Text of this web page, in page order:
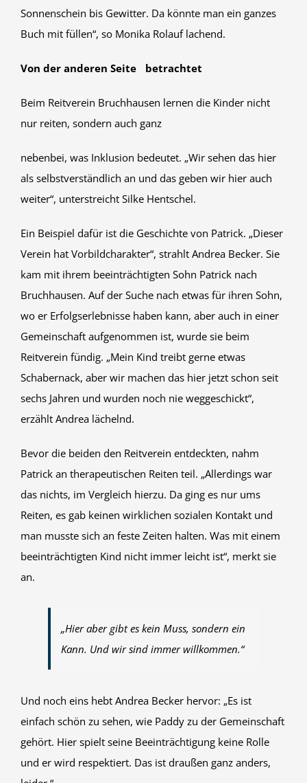
Sonnenschein bis Gewitter. Da könnte man ein ganzes
Buch mit füllen“, so Monika Rolauf lachend.
Von der anderen Seite betrachtet
Beim Reitverein Bruchhausen lernen die Kinder nicht
nur reiten, sondern auch ganz
nebenbei, was Inklusion bedeutet. „Wir sehen das hier
als selbstverständlich an und das geben wir hier auch
weiter“, unterstreicht Silke Hentschel.
Ein Beispiel dafür ist die Geschichte von Patrick. „Dieser
Verein hat Vorbildcharakter“, strahlt Andrea Becker. Sie
kam mit ihrem beeinträchtigten Sohn Patrick nach
Bruchhausen. Auf der Suche nach etwas für ihren Sohn,
wo er Erfolgserlebnisse haben kann, aber auch in einer
Gemeinschaft aufgenommen ist, wurde sie beim
Reitverein fündig. „Mein Kind treibt gerne etwas
Schabernack, aber wir machen das hier jetzt schon seit
sechs Jahren und wurden noch nie weggeschickt“,
erzählt Andrea lächelnd.
Bevor die beiden den Reitverein entdeckten, nahm
Patrick an therapeutischen Reiten teil. „Allerdings war
das nichts, im Vergleich hierzu. Da ging es nur ums
Reiten, es gab keinen wirklichen sozialen Kontakt und
man musste sich an feste Zeiten halten. Was mit einem
beeinträchtigten Kind nicht immer leicht ist“, merkt sie
an.
„Hier aber gibt es kein Muss, sondern ein
Kann. Und wir sind immer willkommen.“
Und noch eins hebt Andrea Becker hervor: „Es ist
einfach schön zu sehen, wie Paddy zu der Gemeinschaft
gehört. Hier spielt seine Beeinträchtigung keine Rolle
und er wird respektiert. Das ist draußen ganz anders,